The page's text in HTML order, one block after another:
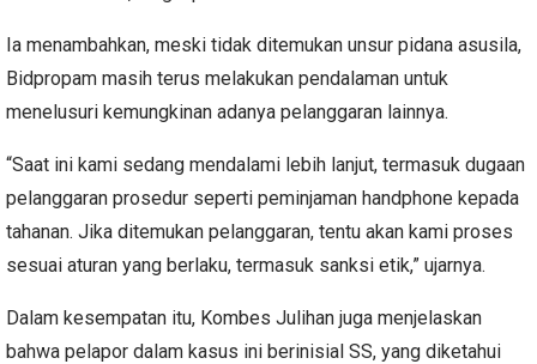
Ia menambahkan, meski tidak ditemukan unsur pidana asusila,
Bidpropam masih terus melakukan pendalaman untuk
menelusuri kemungkinan adanya pelanggaran lainnya.
“Saat ini kami sedang mendalami lebih lanjut, termasuk dugaan
pelanggaran prosedur seperti peminjaman handphone kepada
tahanan. Jika ditemukan pelanggaran, tentu akan kami proses
sesuai aturan yang berlaku, termasuk sanksi etik,” ujarnya.
Dalam kesempatan itu, Kombes Julihan juga menjelaskan
bahwa pelapor dalam kasus ini berinisial SS, yang diketahui